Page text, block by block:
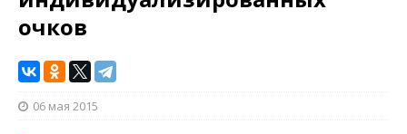
очков
06 мая 2015